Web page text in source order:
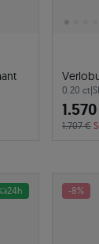
0.20 ct|
1.707 €
24h -8%